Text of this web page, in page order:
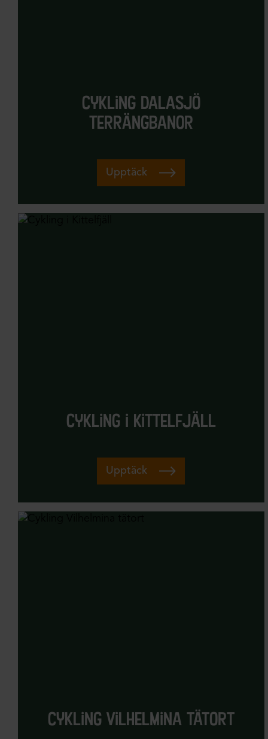
cykling dalasjö
terrängbanor
Upptäck
cykling i kittelfjäll
Upptäck
cykling vilhelmina tätort